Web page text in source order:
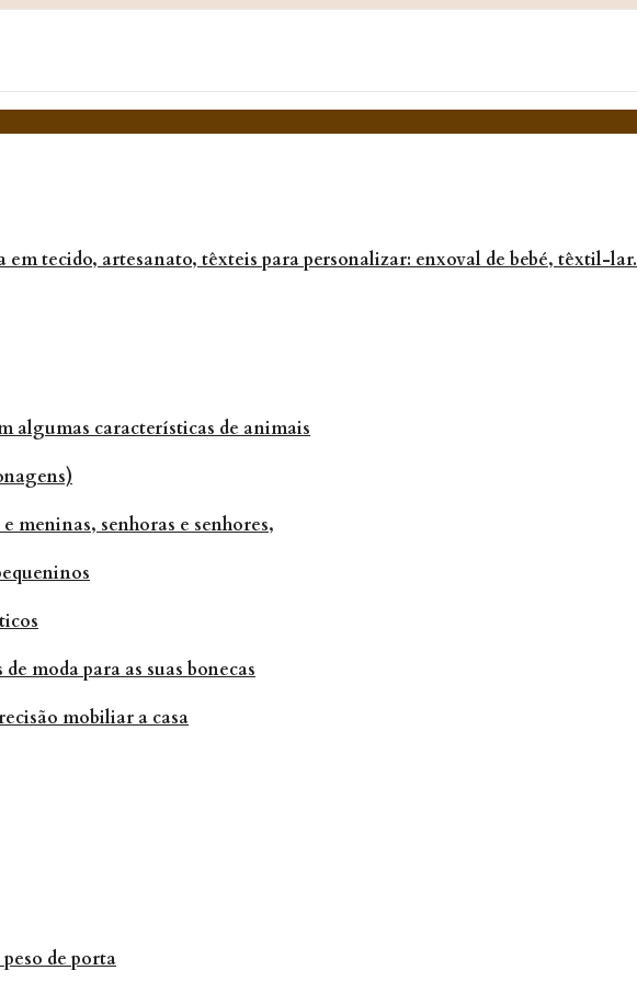
em tecido, artesanato, têxteis para personalizar: enxoval de bebé, têxtil-lar.
algumas características de animais
meninas, senhoras e senhores,
moda para as suas bonecas
mobiliar a casa
de porta